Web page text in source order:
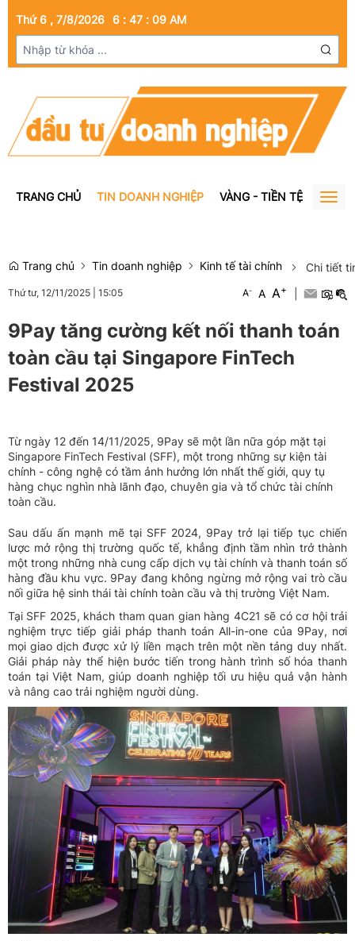
Thứ 6 , 7/8/2026 6 : 47 : 10AM
TRANG CHỦ TIN DOANH NGHIỆP VÀNG - TIỀN TỆ BẤT
Trang chủ Tin doanh nghiệp Kinh tế tài chính Chi tiết
Thứ tư, 12/11/2025 15:05 A- A A+
9Pay tăng cường kết nối thanh toán
toàn cầu tại Singapore FinTech
Festival 2025
Từ ngày 12 đến 14/11/2025, 9Pay sẽ một lần nữa góp mặt tại
Singapore FinTech Festival (SFF), một trong những sự kiện tài
chính - công nghệ có tầm ảnh hưởng lớn nhất thế giới, quy tụ
hàng chục nghìn nhà lãnh đạo, chuyên gia và tổ chức tài chính
toàn cầu.
Sau dấu ấn mạnh mẽ tại SFF 2024, 9Pay trở lại tiếp tục chiến
lược mở rộng thị trường quốc tế, khẳng định tầm nhìn trở thành
một trong những nhà cung cấp dịch vụ tài chính và thanh toán số
hàng đầu khu vực. 9Pay đang không ngừng mở rộng vai trò cầu
nối giữa hệ sinh thái tài chính toàn cầu và thị trường Việt Nam.
Tại SFF 2025, khách tham quan gian hàng 4C21 sẽ có cơ hội trải
nghiệm trực tiếp giải pháp thanh toán All-in-one của 9Pay, nơi
mọi giao dịch được xử lý liền mạch trên một nền tảng duy nhất.
Giải pháp này thể hiện bước tiến trong hành trình số hóa thanh
toán tại Việt Nam, giúp doanh nghiệp tối ưu hiệu quả vận hành
và nâng cao trải nghiệm người dùng.